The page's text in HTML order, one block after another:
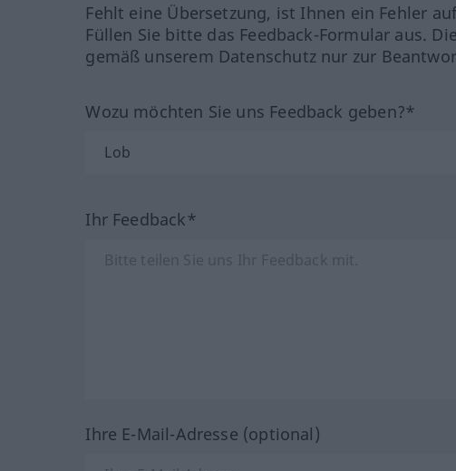
Fehlt eine Übersetzung, ist Ihnen ein Fehler
Füllen Sie bitte das Feedback-Formular aus.
gemäß unserem Datenschutz nur zur
Wozu möchten Sie uns Feedback geben?*
Ihr Feedback*
Ihre E-Mail-Adresse (optional)